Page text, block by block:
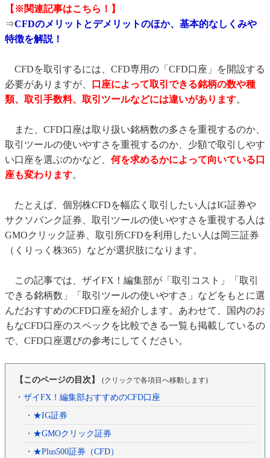
【※関連記事はこちら！】
⇒CFDのメリットとデメリットのほか、基本的なしくみや
特徴を解説！
CFDを取引するには、CFD専用の「CFD口座」を開設する
必要がありますが、
口座によって取引できる銘柄の数や種
類、取引手数料、取引ツールなどには違いがあります。
また、CFD口座は取り扱い銘柄数の多さを重視するのか、
取引ツールの使いやすさを重視するのか、少額で取引しやす
い口座を選ぶのかなど、 何を求めるかによって向いている口
座も変わります。
たとえば、個別株CFDを幅広く取引したい人はIG証券や
サクソバンク証券、取引ツールの使いやすさを重視する人は
GMOクリック証券、取引所CFDを利用したい人は岡三証券
（くりっく株365）などが選択肢になります。
この記事では、ザイFX！編集部が「取引コスト」「取引
できる銘柄数」「取引ツールの使いやすさ」などをもとに選
んだおすすめのCFD口座を紹介します。あわせて、国内のお
もなCFD口座のスペックを比較できる一覧も掲載しているの
で、CFD口座選びの参考にしてください。
【このページの目次】 (クリックで各項目へ移動します)
・ザイFX！編集部おすすめのCFD口座
・★IG証券
・★GMOクリック証券
・★Plus500証券（CFD）